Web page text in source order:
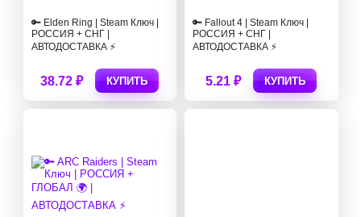
🔑 Elden Ring | Steam Ключ |
РОССИЯ + СНГ |
АВТОДОСТАВКА ⚡
38.72 ₽ КУПИТЬ
🔑 Fallout 4 | Steam Ключ |
РОССИЯ + СНГ |
АВТОДОСТАВКА ⚡
5.21 ₽ КУПИТЬ